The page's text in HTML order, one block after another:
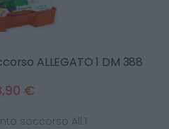
ALLEGATO 1 DM 388
€
soccorso All.1